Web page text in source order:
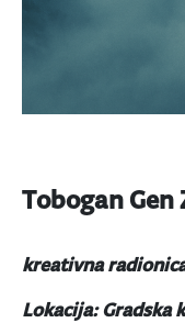
Tobogan Gen
kreativna
Lokacija: Gradska